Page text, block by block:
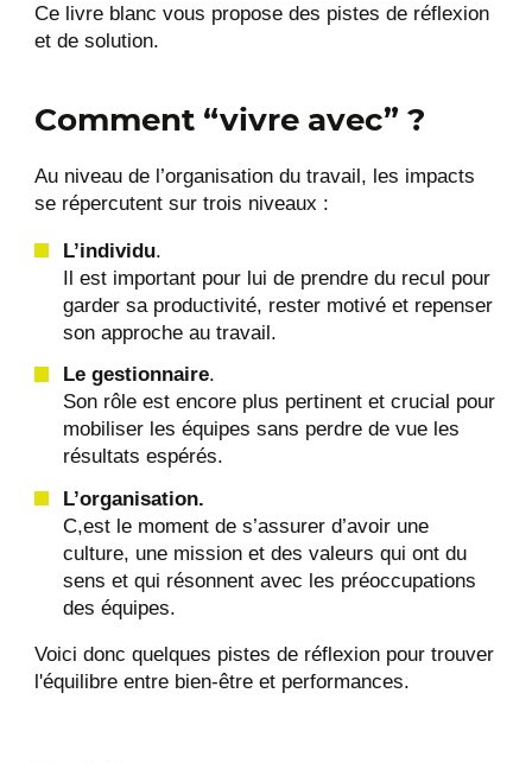
Ce livre blanc vous propose des pistes de réflexion
et de solution.
Comment “vivre avec” ?
Au niveau de l’organisation du travail, les impacts
se répercutent sur trois niveaux :
L’individu.
Il est important pour lui de prendre du recul pour
garder sa productivité, rester motivé et repenser
son approche au travail.
Le gestionnaire.
Son rôle est encore plus pertinent et crucial pour
mobiliser les équipes sans perdre de vue les
résultats espérés.
L’organisation.
C,est le moment de s’assurer d’avoir une
culture, une mission et des valeurs qui ont du
sens et qui résonnent avec les préoccupations
des équipes.
Voici donc quelques pistes de réflexion pour trouver
l'équilibre entre bien-être et performances.